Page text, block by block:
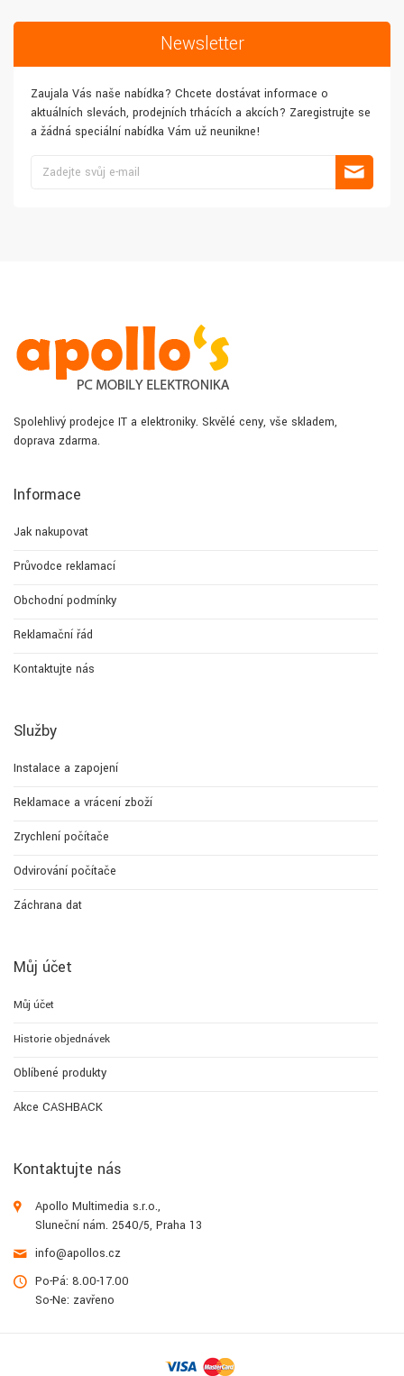
Newsletter
Zaujala Vás naše nabídka? Chcete dostávat informace o
aktuálních slevách, prodejních trhácích a akcích? Zaregistrujte se
a žádná speciální nabídka Vám už neunikne!
Spolehlivý prodejce IT a elektroniky. Skvělé ceny, vše skladem,
doprava zdarma.
Informace
Jak nakupovat
Průvodce reklamací
Obchodní podmínky
Reklamační řád
Kontaktujte nás
Služby
Instalace a zapojení
Reklamace a vrácení zboží
Zrychlení počítače
Odvirování počítače
Záchrana dat
Můj účet
Můj účet
Historie objednávek
Oblíbené produkty
Akce CASHBACK
Kontaktujte nás
Apollo Multimedia s.r.o.,
Sluneční nám. 2540/5, Praha 13
info@apollos.cz
Po-Pá: 8.00-17.00
So-Ne: zavřeno